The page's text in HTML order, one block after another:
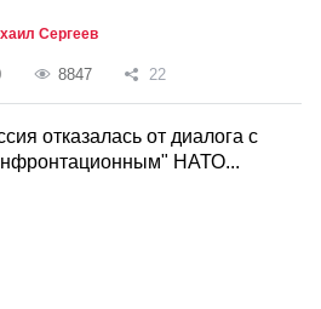
Сергеев
8847 22
отказалась от диалога с
НАТО...